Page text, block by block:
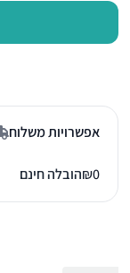
אפשרויות משלוח
₪0 הובלה חינם